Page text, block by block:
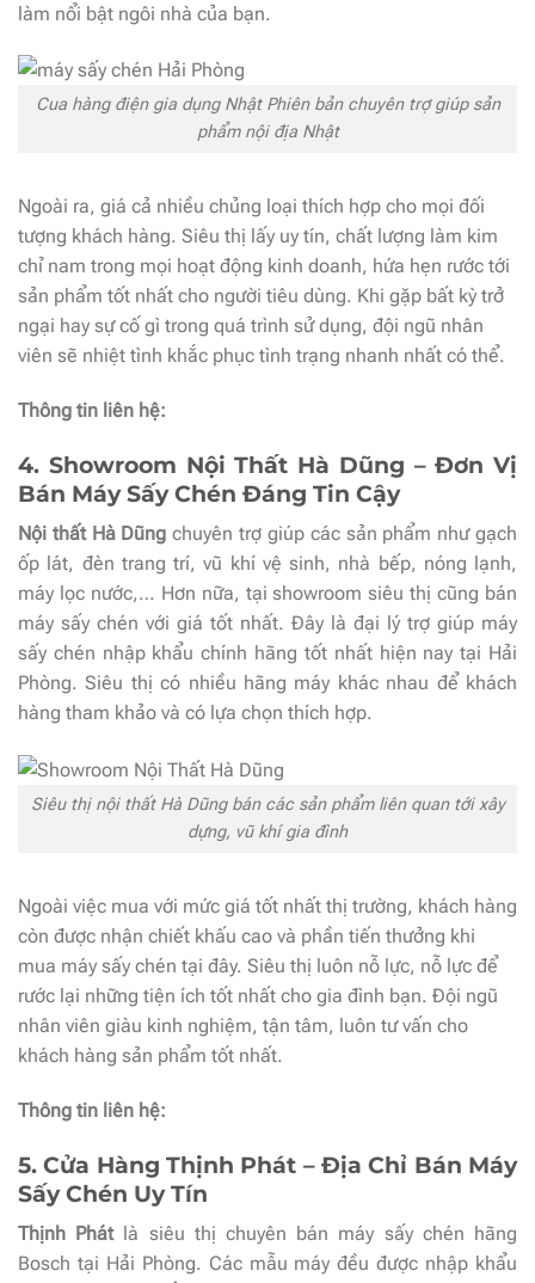
làm nổi bật ngôi nhà của bạn.
Cua hàng điện gia dụng Nhật Phiên bản chuyên trợ giúp sản
phẩm nội địa Nhật
Ngoài ra, giá cả nhiều chủng loại thích hợp cho mọi đối
tượng khách hàng. Siêu thị lấy uy tín, chất lượng làm kim
chỉ nam trong mọi hoạt động kinh doanh, hứa hẹn rước tới
sản phẩm tốt nhất cho người tiêu dùng. Khi gặp bất kỳ trở
ngại hay sự cố gì trong quá trình sử dụng, đội ngũ nhân
viên sẽ nhiệt tình khắc phục tình trạng nhanh nhất có thể.
Thông tin liên hệ:
4. Showroom Nội Thất Hà Dũng – Đơn Vị
Bán Máy Sấy Chén Đáng Tin Cậy
Nội thất Hà Dũng chuyên trợ giúp các sản phẩm như gạch
ốp lát, đèn trang trí, vũ khí vệ sinh, nhà bếp, nóng lạnh,
máy lọc nước,… Hơn nữa, tại showroom siêu thị cũng bán
máy sấy chén với giá tốt nhất. Đây là đại lý trợ giúp máy
sấy chén nhập khẩu chính hãng tốt nhất hiện nay tại Hải
Phòng. Siêu thị có nhiều hãng máy khác nhau để khách
hàng tham khảo và có lựa chọn thích hợp.
Siêu thị nội thất Hà Dũng bán các sản phẩm liên quan tới xây
dựng, vũ khí gia đình
Ngoài việc mua với mức giá tốt nhất thị trường, khách hàng
còn được nhận chiết khấu cao và phần tiến thưởng khi
mua máy sấy chén tại đây. Siêu thị luôn nỗ lực, nỗ lực để
rước lại những tiện ích tốt nhất cho gia đình bạn. Đội ngũ
nhân viên giàu kinh nghiệm, tận tâm, luôn tư vấn cho
khách hàng sản phẩm tốt nhất.
Thông tin liên hệ:
5. Cửa Hàng Thịnh Phát – Địa Chỉ Bán Máy
Sấy Chén Uy Tín
Thịnh Phát là siêu thị chuyên bán máy sấy chén hãng
Bosch tại Hải Phòng. Các mẫu máy đều được nhập khẩu